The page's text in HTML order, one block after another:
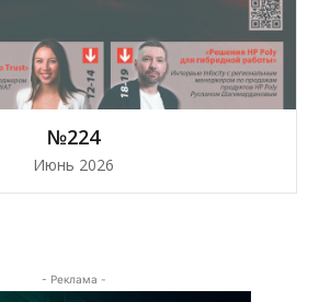
№224
Июнь 2026
- Реклама -